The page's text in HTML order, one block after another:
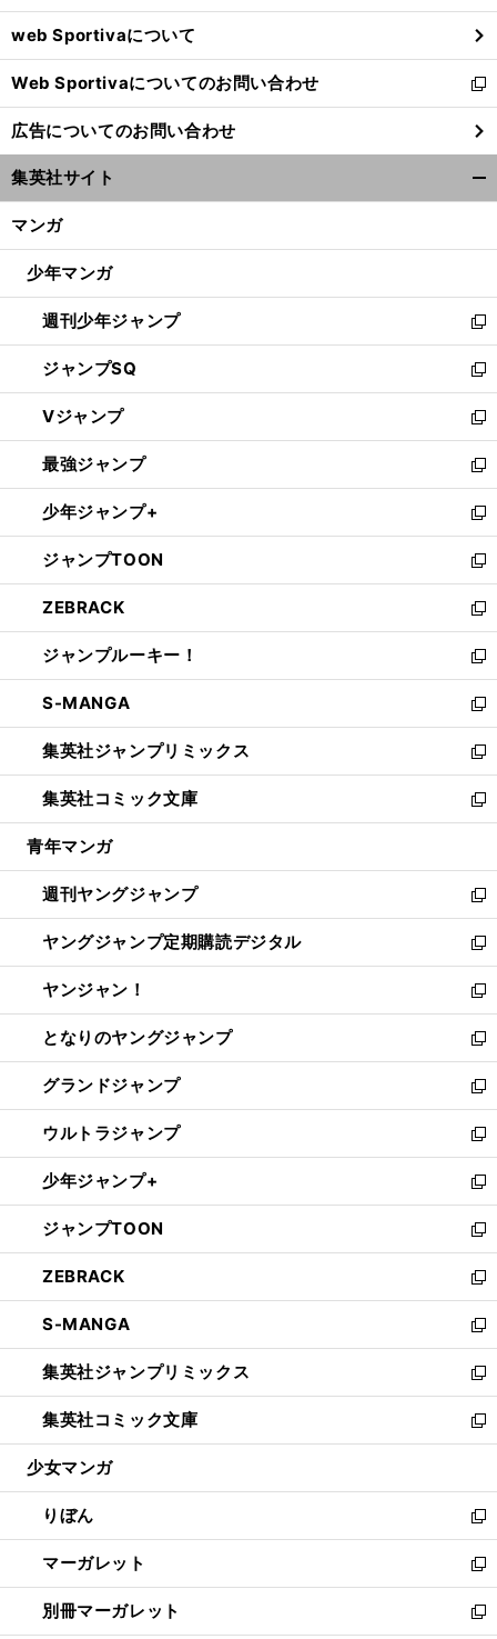
ウ
で
開
く
web Sportivaについて
Web Sportivaについてのお問い合わせ
新
し
い
ウ
ィ
ン
ウ
開
く
広告についてのお問い合わせ
集英社サイト
マンガ
少年マンガ
週刊少年ジャンプ
新
し
い
ウ
ィ
ン
ド
ウ
で
開
く
ジャンプSQ
新
し
い
ウ
ィ
ン
ド
ウ
で
開
く
Vジャンプ
新
し
い
ウ
ィ
ン
ド
ウ
で
開
く
最強ジャンプ
新
し
い
ウ
ィ
ン
ド
ウ
で
開
く
少年ジャンプ+
新
し
い
ウ
ィ
ン
ド
ウ
で
開
く
ジャンプTOON
新
し
い
ウ
ィ
ン
ド
ウ
で
開
く
ZEBRACK
新
し
い
ウ
ィ
ン
ド
ウ
で
開
ジャンプルーキー！
新
し
い
ウ
ィ
ン
ド
ウ
開
く
S-MANGA
新
し
い
ウ
ィ
ン
ウ
で
開
く
集英社ジャンプリミックス
新
し
い
ウ
ン
ド
ウ
で
開
く
集英社コミック文庫
新
し
ウ
ィ
ン
ド
ウ
で
開
く
青年マンガ
週刊ヤングジャンプ
新
し
い
ウ
ィ
ン
ド
ウ
で
開
く
ヤングジャンプ定期購読デジタル
新
し
い
ウ
ィ
ン
ド
ウ
で
開
く
ヤンジャン！
新
し
い
ウ
ィ
ン
ド
ウ
で
開
く
となりのヤングジャンプ
新
し
い
ウ
ィ
ン
ド
ウ
で
開
く
グランドジャンプ
新
し
い
ウ
ィ
ン
ド
ウ
で
開
く
ウルトラジャンプ
新
し
い
ウ
ィ
ン
ド
ウ
で
開
く
少年ジャンプ+
新
し
い
ウ
ィ
ン
ド
ウ
で
開
く
ジャンプTOON
新
し
い
ウ
ィ
ン
ド
ウ
で
開
ZEBRACK
新
し
い
ウ
ィ
ン
ド
ウ
開
く
S-MANGA
新
し
い
ウ
ィ
ン
ウ
で
開
く
集英社ジャンプリミックス
新
し
い
ウ
ン
ド
ウ
で
開
く
集英社コミック文庫
新
し
ウ
ィ
ン
ド
ウ
で
開
少女マンガ
りぼん
新
し
い
ウ
ィ
マーガレット
新
し
い
別冊マーガレット
新